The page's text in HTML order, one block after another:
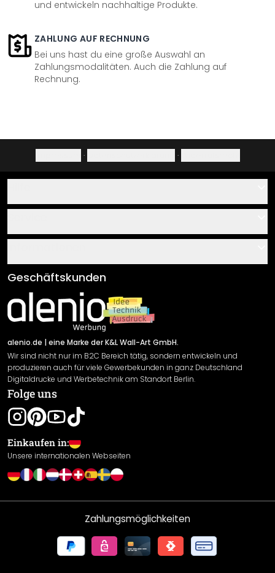
und entwickeln nachhaltige Produkte.
ZAHLUNG AUF RECHNUNG
Bei uns hast du eine große Auswahl an
Zahlungsmodalitäten. Auch die Zahlung auf
Rechnung.
· ·
Über uns
Klebe- und Montageanleitungen
Newsletter An-/Abmeldung
Sendungsverfolgung
AGB
Impressum
Versand & Zahlung
Rücksendung
Widerrufsrecht
Datenschutzerklärung
Gewährleistung
Leistungserklärung / CE-Zeichen
Cookie Einstellungen
Geschäftskunden
alenio.de | eine Marke der K&L Wall-Art GmbH.
Wir sind nicht nur im B2C Bereich tätig, sondern entwickeln und
produzieren auch für viele Gewerbekunden in ganz Deutschland
Digitaldrucke und Werbetechnik am Standort Berlin.
Folge uns
Einkaufen in:
Unsere internationalen Webseiten
Zahlungsmöglichkeiten